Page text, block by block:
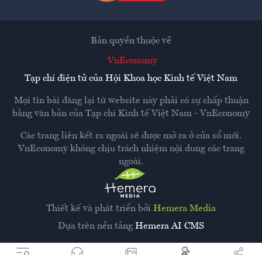
Thiết kế và phát triển bởi Hemera Media
Dựa trên nền tảng Hemera AI CMS
Bản quyền thuộc về
VnEconomy
Tạp chí điện tử của Hội Khoa học Kinh tế Việt Nam
Mọi tin bài đăng lại từ website này phải có sự chấp thuận
bằng văn bản của Tạp chí Kinh tế Việt Nam - VnEconomy
Các trang liên kết ra ngoài sẽ được mở ra ở cửa sổ mới.
VnEconomy không chịu trách nhiệm nội dung các trang
ngoài.